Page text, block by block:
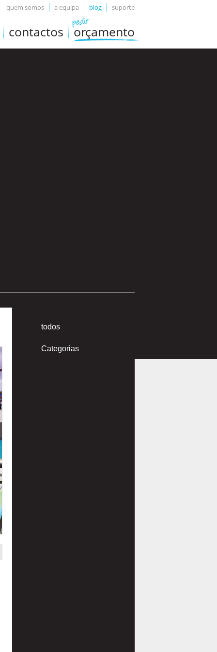
quem somos a equipa blog suporte
contactos orçamento
todos
Categorias